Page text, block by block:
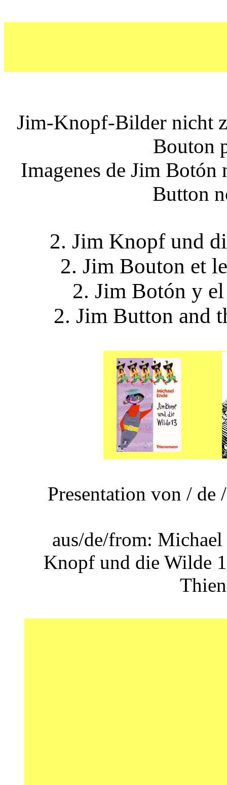
Jim-Knopf-Bilder nicht
Bouton
Imagenes de Jim
Button
2. Jim Knopf und
2. Jim Bouton et
2. Jim Botón y
2. Jim Button and
Presentation von /
aus/de/from:
Knopf und die Wilde